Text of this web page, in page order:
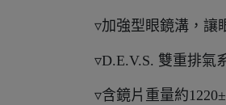
▿加強型眼鏡溝，讓
▿D.E.V.S. 雙重排氣
▿含鏡片重量約